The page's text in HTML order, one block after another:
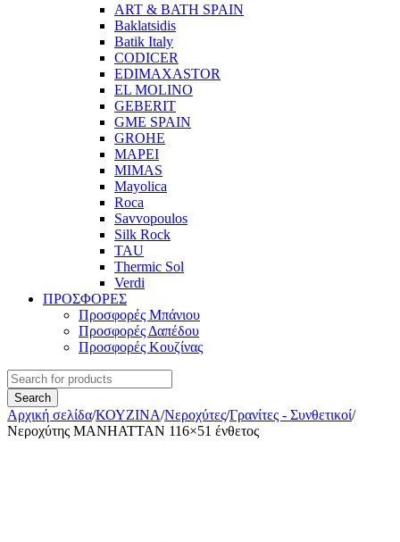
ART & BATH SPAIN
Baklatsidis
Batik Italy
CODICER
EDIMAXASTOR
EL MOLINO
GEBERIT
GME SPAIN
GROHE
MAPEI
MIMAS
Mayolica
Roca
Savvopoulos
Silk Rock
TAU
Thermic Sol
Verdi
ΠΡΟΣΦΟΡΕΣ
Προσφορές Μπάνιου
Προσφορές Δαπέδου
Προσφορές Κουζίνας
Αρχική σελίδα/ΚΟΥΖΙΝΑ/Νεροχύτες/Γρανίτες - Συνθετικοί/
Νεροχύτης MANHATTAN 116×51 ένθετος